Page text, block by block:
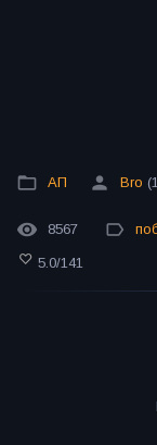
АП Bro
8567
5.0/141